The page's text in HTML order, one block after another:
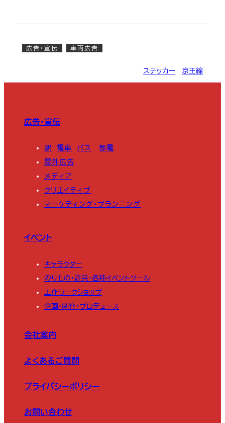
広告・宣伝 車両広告
ステッカー 京王線
広告・宣伝
駅 電車 バス
都電
屋外広告
メディア
クリエイティブ
マーケティング・プランニング
イベント
キャラクター
のりもの・遊具・各種イベントツール
工作ワークショップ
企画・制作・プロデュース
会社案内
よくあるご質問
プライバシーポリシー
お問い合わせ